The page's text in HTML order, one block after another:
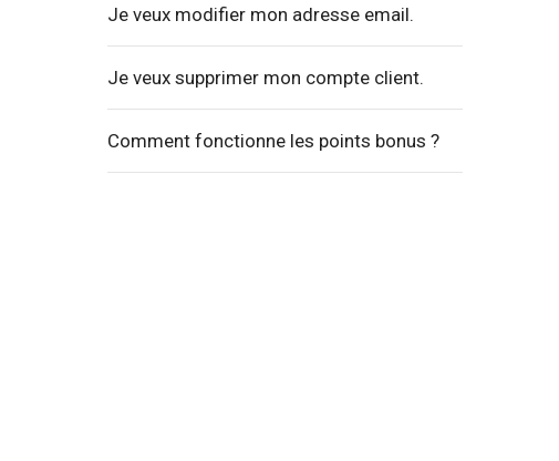
Je veux modifier mon adresse email.
Je veux supprimer mon compte client.
Comment fonctionne les points bonus ?